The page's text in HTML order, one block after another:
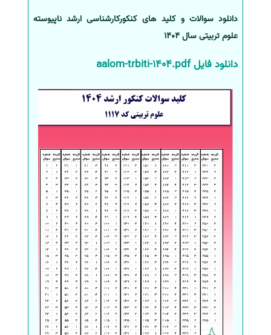
سفارش انگیزه‌نامه‌SOP
دانلود سوالات و کلید های کنکورکارشناسی ارشد ناپیوسته
علوم تربیتی سال 1404
دانلود فایل aalom-trbiti-1404.pdf